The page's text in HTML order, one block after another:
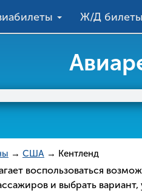
Ж/Д билеты
→ США → Кентленд
воспользоваться
и выбрать